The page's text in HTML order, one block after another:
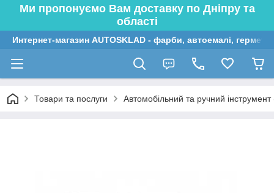
Ми пропонуємо Вам доставку по Дніпру та
області
Интернет-магазин AUTOSKLAD - фарби, автоемалі,
Товари та послуги Автомобільний та ручний